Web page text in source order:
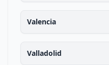
Valencia
Valladolid